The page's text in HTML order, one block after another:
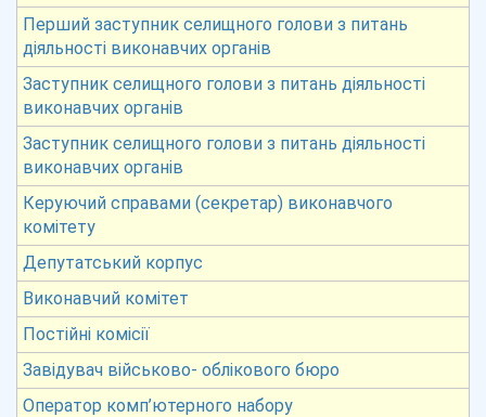
Перший заступник селищного голови з питань
діяльності виконавчих органів
Заступник селищного голови з питань діяльності
виконавчих органів
Заступник селищного голови з питань діяльності
виконавчих органів
Керуючий справами (секретар) виконавчого
комітету
Депутатський корпус
Виконавчий комітет
Постійні комісії
Завідувач військово- облікового бюро
Оператор комп’ютерного набору